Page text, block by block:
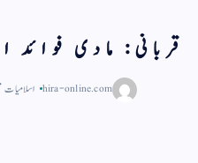
قربانی: مادی فوائد
hira-online.com اسلامیات